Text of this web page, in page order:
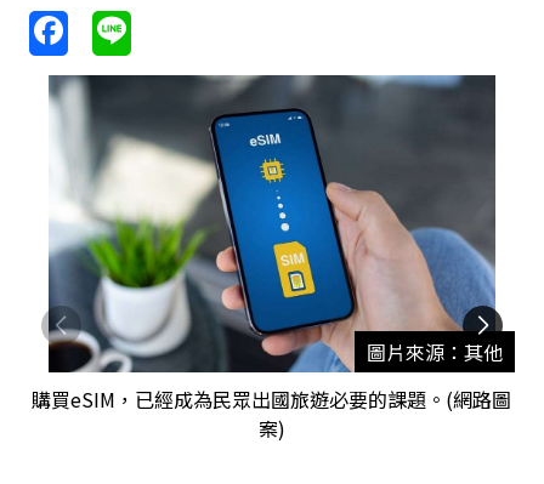
圖片來源：其他
購買eSIM，已經成為民眾出國旅遊必要的課題。(網路圖
案)